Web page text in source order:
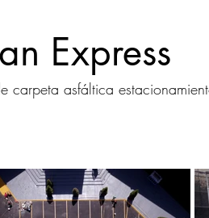
Express
carpeta asfáltica